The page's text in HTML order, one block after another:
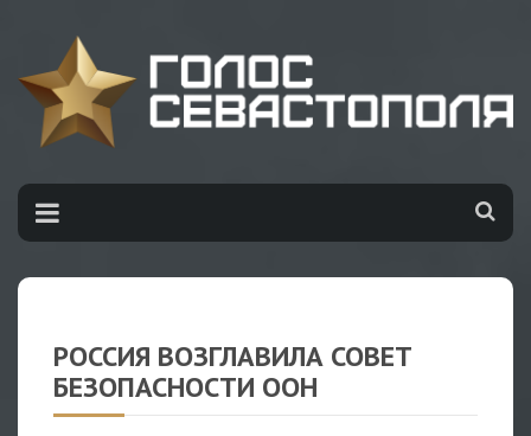
РОССИЯ ВОЗГЛАВИЛА СОВЕТ
БЕЗОПАСНОСТИ ООН